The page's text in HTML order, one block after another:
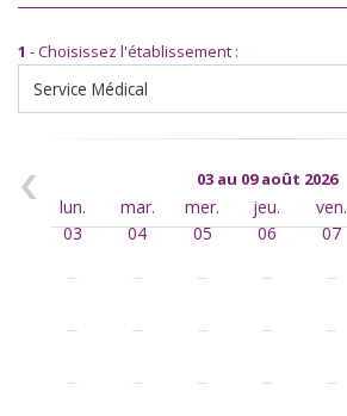
1 - Choisissez l'établissement :
Service Médical
03 au 09 août 2026
lun.
03
mar.
04
mer.
05
jeu.
06
ven.
07